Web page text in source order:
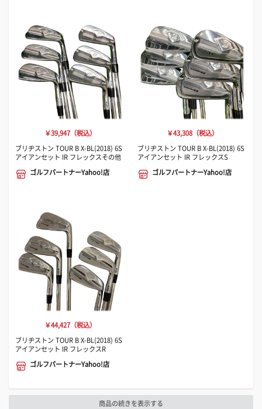
￥39,947（税込）
ブリヂストン TOUR B X-BL(2018) 6S
アイアンセット IR フレックスその他
ゴルフパートナーYahoo!店
￥43,308（税込）
ブリヂストン TOUR B X-BL(2018) 6S
アイアンセット IR フレックスS
ゴルフパートナーYahoo!店
￥44,427（税込）
ブリヂストン TOUR B X-BL(2018) 6S
アイアンセット IR フレックスR
ゴルフパートナーYahoo!店
商品の続きを表示する